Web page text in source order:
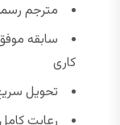
مترجم
سابقه
کاری
تحویل